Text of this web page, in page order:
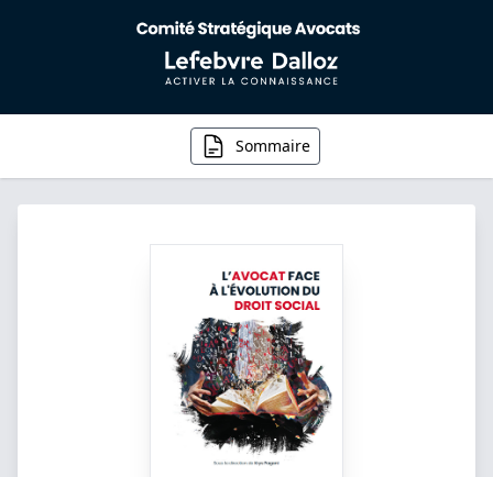
Sommaire